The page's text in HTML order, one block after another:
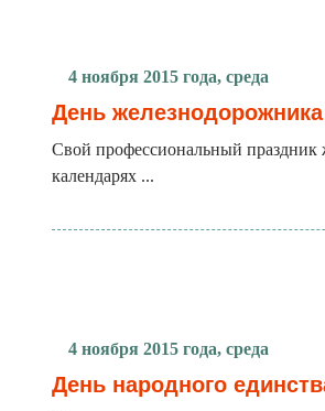
4 ноября 2015 года, среда
День
Свой профессиональный праздник
календарях ...
4 ноября 2015 года, среда
День народного